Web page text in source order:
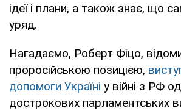
ідеї і плани, а також знає, що
уряд.
Нагадаємо, Роберт Фіцо,
проросійською позицією,
допомоги Україні у війні з РФ
дострокових парламентських